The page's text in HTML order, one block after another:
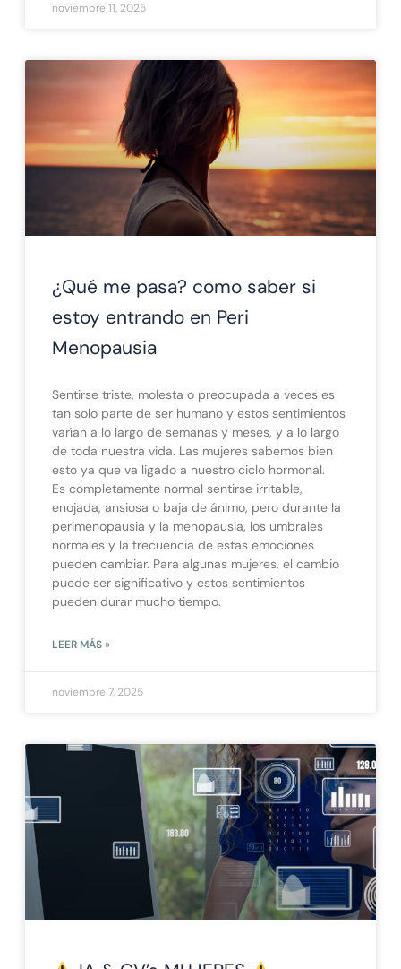
noviembre 11, 2025
¿Qué me pasa? como saber si
estoy entrando en Peri
Menopausia
Sentirse triste, molesta o preocupada a veces es
tan solo parte de ser humano y estos sentimientos
varían a lo largo de semanas y meses, y a lo largo
de toda nuestra vida. Las mujeres sabemos bien
esto ya que va ligado a nuestro ciclo hormonal.
Es completamente normal sentirse irritable,
enojada, ansiosa o baja de ánimo, pero durante la
perimenopausia y la menopausia, los umbrales
normales y la frecuencia de estas emociones
pueden cambiar. Para algunas mujeres, el cambio
puede ser significativo y estos sentimientos
pueden durar mucho tiempo.
LEER MÁS »
noviembre 7, 2025